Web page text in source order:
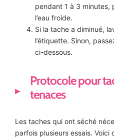
pendant 1 à 3 minutes,
l’eau froide.
Si la tache a diminué,
l’étiquette. Sinon,
ci-dessous.
Protocole pour
tenaces
Les taches qui ont séché
parfois plusieurs essais.